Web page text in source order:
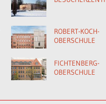
ROBERT-KOCH-
OBERSCHULE
FICHTENBERG-
OBERSCHULE